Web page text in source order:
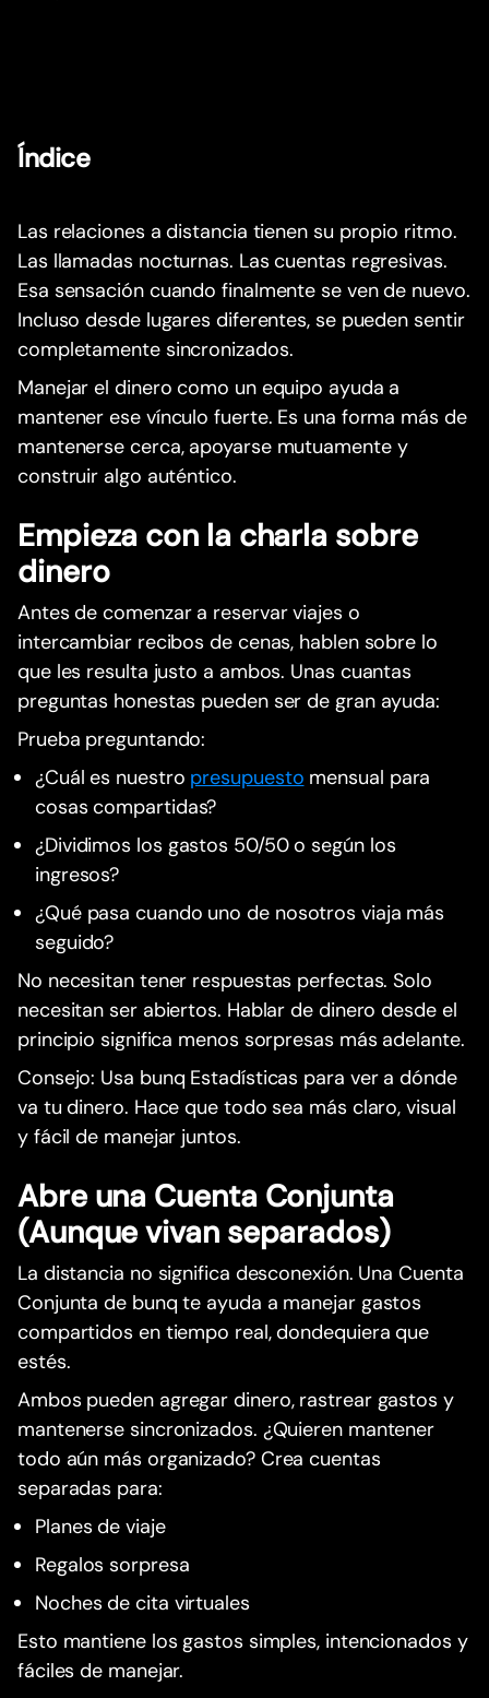
Índice
Las relaciones a distancia tienen su propio ritmo.
Las llamadas nocturnas. Las cuentas regresivas.
Esa sensación cuando finalmente se ven de nuevo.
Incluso desde lugares diferentes, se pueden sentir
completamente sincronizados.
Manejar el dinero como un equipo ayuda a
mantener ese vínculo fuerte. Es una forma más de
mantenerse cerca, apoyarse mutuamente y
construir algo auténtico.
Empieza con la charla sobre
dinero
Antes de comenzar a reservar viajes o
intercambiar recibos de cenas, hablen sobre lo
que les resulta justo a ambos. Unas cuantas
preguntas honestas pueden ser de gran ayuda:
Prueba preguntando:
¿Cuál es nuestro presupuesto mensual para
cosas compartidas?
¿Dividimos los gastos 50/50 o según los
ingresos?
¿Qué pasa cuando uno de nosotros viaja más
seguido?
No necesitan tener respuestas perfectas. Solo
necesitan ser abiertos. Hablar de dinero desde el
principio significa menos sorpresas más adelante.
Consejo: Usa bunq Estadísticas para ver a dónde
va tu dinero. Hace que todo sea más claro, visual
y fácil de manejar juntos.
Abre una Cuenta Conjunta
(Aunque vivan separados)
La distancia no significa desconexión. Una Cuenta
Conjunta de bunq te ayuda a manejar gastos
compartidos en tiempo real, dondequiera que
estés.
Ambos pueden agregar dinero, rastrear gastos y
mantenerse sincronizados. ¿Quieren mantener
todo aún más organizado? Crea cuentas
separadas para:
Planes de viaje
Regalos sorpresa
Noches de cita virtuales
Esto mantiene los gastos simples, intencionados y
fáciles de manejar.